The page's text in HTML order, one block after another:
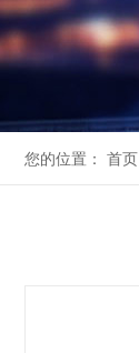
您的位置： 首页